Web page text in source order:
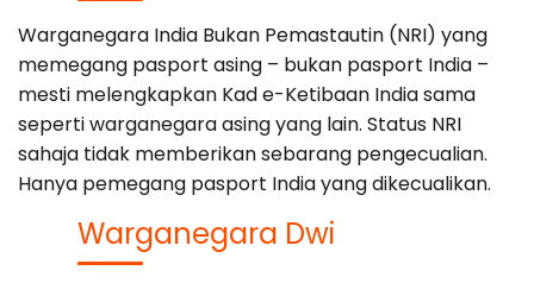
Warganegara India Bukan Pemastautin (NRI) yang
memegang pasport asing – bukan pasport India –
mesti melengkapkan Kad e-Ketibaan India sama
seperti warganegara asing yang lain. Status NRI
sahaja tidak memberikan sebarang pengecualian.
Hanya pemegang pasport India yang dikecualikan.
Warganegara Dwi